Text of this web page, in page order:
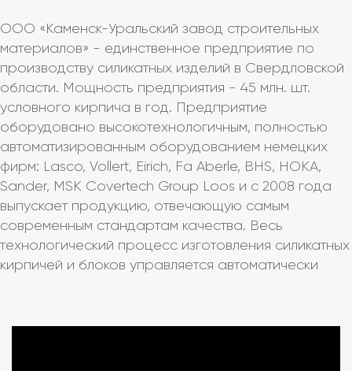
ООО «Каменск-Уральский завод строительных
материалов» - единственное предприятие по
производству силикатных изделий в Свердловской
области. Мощность предприятия - 45 млн. шт.
условного кирпича в год. Предприятие
оборудовано высокотехнологичным, полностью
автоматизированным оборудованием немецких
фирм: Lasсo, Vollert, Eirich, Fa Aberle, ВHS, HOKA,
Sander, MSK Covertech Group Loos и с 2008 года
выпускает продукцию, отвечающую самым
современным стандартам качества. Весь
технологический процесс изготовления силикатных
кирпичей и блоков управляется автоматически